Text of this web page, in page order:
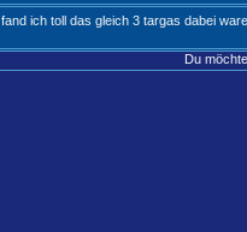
fand ich toll das gleich 3 targas dabei
Du